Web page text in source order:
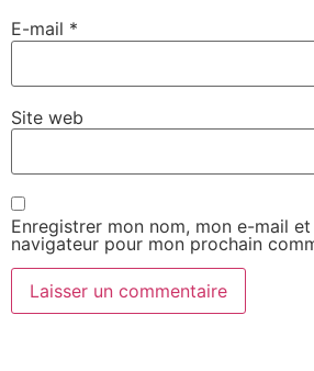
E-mail *
Site web
Enregistrer mon nom, mon e-mail
navigateur pour mon prochain